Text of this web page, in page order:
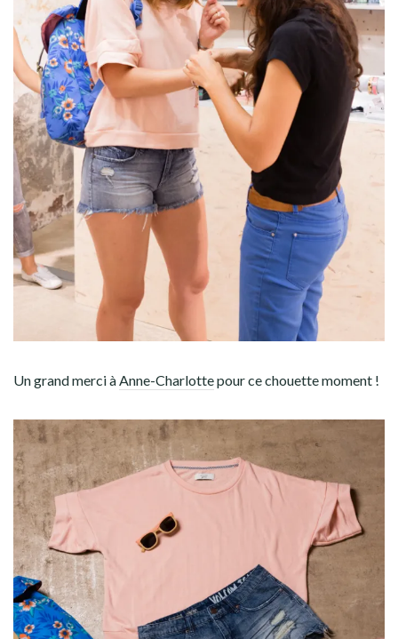
Un grand merci àAnne-Charlottepour ce chouette moment !